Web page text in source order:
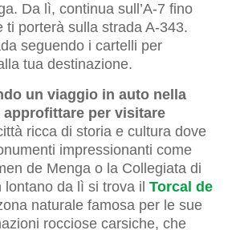
Da lì, continua sull’A-7 fino
ti porterà sulla strada A-343.
seguendo i cartelli per
tua destinazione.
un viaggio in auto nella
approfittare per visitare
ricca di storia e cultura dove
impressionanti come
de Menga o la Collegiata di
da lì si trova il Torcal de
naturale famosa per le sue
rocciose carsiche, che